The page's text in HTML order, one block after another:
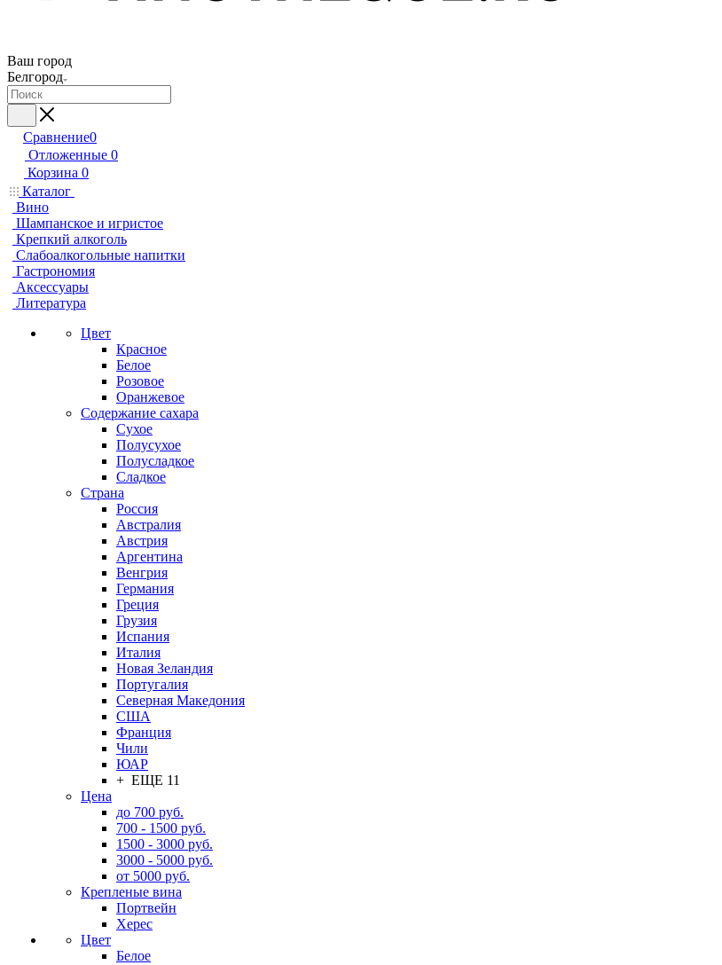
Ваш город
Белгород
Сравнение0
Отложенные 0
Корзина 0
Каталог
Вино
Шампанское и игристое
Крепкий алкоголь
Слабоалкогольные напитки
Гастрономия
Аксессуары
Литература
Цвет
Красное
Белое
Розовое
Оранжевое
Содержание сахара
Сухое
Полусухое
Полусладкое
Сладкое
Страна
Россия
Австралия
Австрия
Аргентина
Венгрия
Германия
Греция
Грузия
Испания
Италия
Новая Зеландия
Португалия
Северная Македония
США
Франция
Чили
ЮАР
+ ЕЩЕ 11
Цена
до 700 руб.
700 - 1500 руб.
1500 - 3000 руб.
3000 - 5000 руб.
от 5000 руб.
Крепленые вина
Портвейн
Херес
Цвет
Белое